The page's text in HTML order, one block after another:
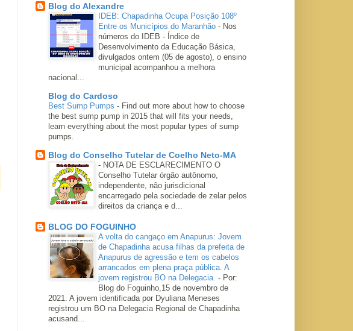
Blog do Alexandre
IDEB: Chapadinha Ocupa Posição 108º
Entre os Municípios do Maranhão - Nos
números do IDEB - Índice de
Desenvolvimento da Educação Básica,
divulgados ontem (05 de agosto), o ensino
municipal acompanhou a melhora
nacional...
Blog do Cardoso
Best Sump Pumps - Find out more about how to choose
the best sump pump in 2015 that will fits your needs,
learn everything about the most popular types of sump
pumps.
Blog do Conselho Tutelar de Coelho Neto-MA
- NOTA DE ESCLARECIMENTO O
Conselho Tutelar órgão autônomo,
independente, não jurisdicional
encarregado pela sociedade de zelar pelos
direitos da criança e d...
BLOG DO FOGUINHO
A volta do cangaço em Anapurus: Jovem
de Chapadinha acusa filhas da prefeita de
Anapurus de agressão e tem os cabelos
arrancados em plena praça pública. A
jovem registrou BO na Delegacia. - Por:
Blog do Foguinho,15 de novembro de
2021. A jovem identificada por Dyuliana Meneses
registrou um BO na Delegacia Regional de Chapadinha
acusand...